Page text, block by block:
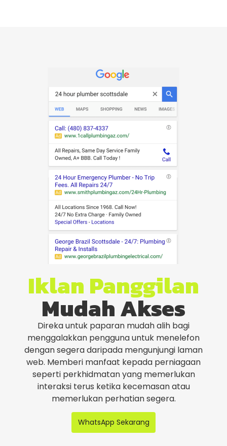
Iklan Panggilan
Mudah Akses
Direka untuk paparan mudah alih bagi
menggalakkan pengguna untuk menelefon
dengan segera daripada mengunjungi laman
web. Memberi manfaat kepada perniagaan
seperti perkhidmatan yang memerlukan
interaksi terus ketika kecemasan atau
memerlukan perhatian segera.
WhatsApp Sekarang